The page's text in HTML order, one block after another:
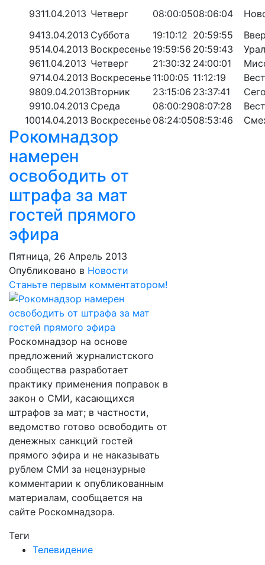
9311.04.2013 Четверг 08:00:0508:06:04
9413.04.2013 Суббота 19:10:12 20:59:55
9514.04.2013 Воскресенье 19:59:56 20:59:43
9611.04.2013 Четверг 21:30:32 24:00:01
9714.04.2013 Воскресенье 11:00:05 11:12:19
9809.04.2013Вторник 23:15:06 23:37:41
9910.04.2013 Среда 08:00:2908:07:28
10014.04.2013 Воскресенье 08:24:0508:53:46
Рокомнадзор
намерен
освободить от
штрафа за мат
гостей прямого
эфира
Пятница, 26 Апрель 2013
Опубликовано в Новости
Станьте первым комментатором!
Роскомнадзор на основе
предложений журналистского
сообщества разработает
практику применения поправок в
закон о СМИ, касающихся
штрафов за мат; в частности,
ведомство готово освободить от
денежных санкций гостей
прямого эфира и не наказывать
рублем СМИ за нецензурные
комментарии к опубликованным
материалам, сообщается на
сайте Роскомнадзора.
Теги
Телевидение